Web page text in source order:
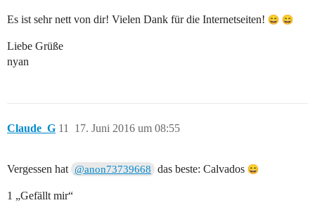
Es ist sehr nett von dir! Vielen Dank für die Internetseiten!
Liebe Grüße
nyan
Claude_G 17. Juni 2016 um 08:55
11
Vergessen hat @anon73739668 das beste: Calvados
1 „Gefällt mir“